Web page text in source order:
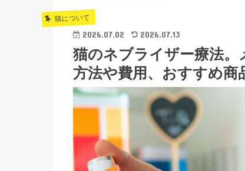
猫について
2026.07.02 2026.07.13
猫のネブライザー療法。
方法や費用、おすすめ商